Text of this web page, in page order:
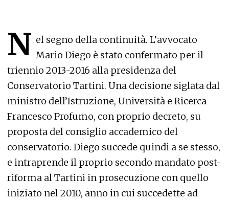
N el segno della continuità. L’avvocato
Mario Diego è stato confermato per il
triennio 2013-2016 alla presidenza del
Conservatorio Tartini. Una decisione siglata dal
ministro dell’Istruzione, Università e Ricerca
Francesco Profumo, con proprio decreto, su
proposta del consiglio accademico del
conservatorio. Diego succede quindi a se stesso,
e intraprende il proprio secondo mandato post-
riforma al Tartini in prosecuzione con quello
iniziato nel 2010, anno in cui succedette ad